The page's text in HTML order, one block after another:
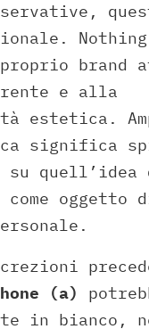
brand
e alla
estetica.
significa
su quell’idea
oggetto
(a)
in bianco,